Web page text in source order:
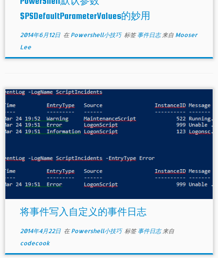
$PSDefaultParameterValues的妙用
2014年6月12日在 Powershell小技巧 标签事件日志来自 Mooser
Lee
将事件写入自定义的事件日志
2014年4月22日在 Powershell小技巧 标签事件日志来自
codecook